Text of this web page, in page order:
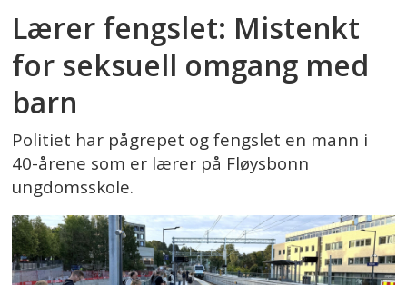
Lærer fengslet: Mistenkt
for seksuell omgang med
barn
Politiet har pågrepet og fengslet en mann i
40-årene som er lærer på Fløysbonn
ungdomsskole.